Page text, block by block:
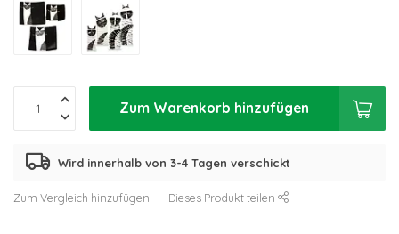
Zum Warenkorb hinzufügen
Wird innerhalb von 3-4 Tagen verschickt
Zum Vergleich hinzufügen Dieses Produkt teilen